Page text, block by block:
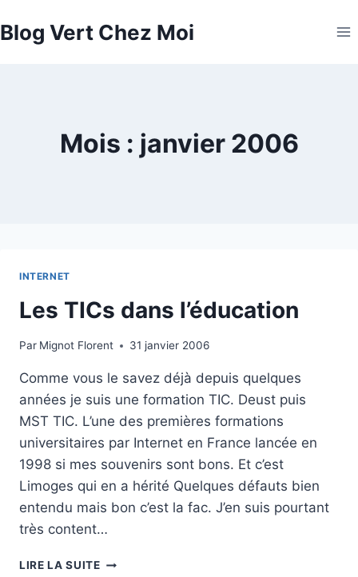
au
Blog Vert Chez Moi
Mois : janvier 2006
INTERNET
Les TICs dans l’éducation
Par Mignot Florent 31 janvier 2006
Comme vous le savez déjà depuis quelques
années je suis une formation TIC. Deust puis
MST TIC. L’une des premières formations
universitaires par Internet en France lancée en
1998 si mes souvenirs sont bons. Et c’est
Limoges qui en a hérité Quelques défauts bien
entendu mais bon c’est la fac. J’en suis pourtant
très content…
LIRE LA SUITELES